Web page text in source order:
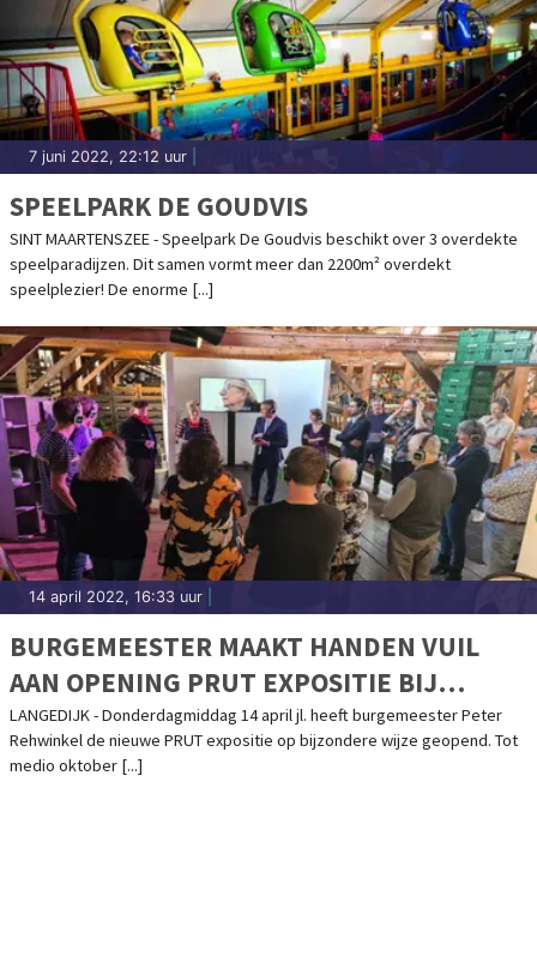
7 juni 2022, 22:12 uur
SPEELPARK DE GOUDVIS
SINT MAARTENSZEE - Speelpark De Goudvis beschikt over 3 overdekte
speelparadijzen. Dit samen vormt meer dan 2200m² overdekt
speelplezier! De enorme [...]
14 april 2022, 16:33 uur
BURGEMEESTER MAAKT HANDEN VUIL
AAN OPENING PRUT EXPOSITIE BIJ
MUSEUM BROEKERVEILING
LANGEDIJK - Donderdagmiddag 14 april jl. heeft burgemeester Peter
Rehwinkel de nieuwe PRUT expositie op bijzondere wijze geopend. Tot
medio oktober [...]